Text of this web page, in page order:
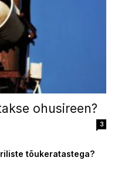
ohusireen?
3
tõukeratastega?